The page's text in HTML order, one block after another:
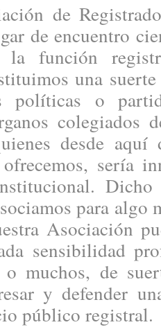
de
de encuentro
la función
una
políticas o
colegiados
desde aquí
sería
para algo
Asociación
sensibilidad
o muchos, de
y defender
público registral.